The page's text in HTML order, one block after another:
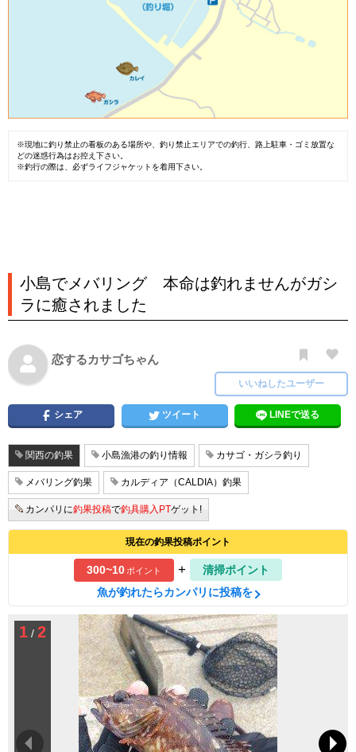
※現地に釣り禁止の看板のある場所や、釣り禁止エリアでの釣行、路上駐車・ゴミ放置な
どの迷惑行為はお控え下さい。
※釣行の際は、必ずライフジャケットを着用下さい。
小島でメバリング 本命は釣れませんがガシ
ラに癒されました
恋するカサゴちゃん
いいねしたユーザー
シェア ツイート LINEで送る
関西の釣果 小島漁港の釣り情報 カサゴ・ガシラ釣り
メバリング釣果 カルディア（CALDIA）釣果
カンパリに釣果投稿で釣具購入PTゲット!
現在の釣果投稿ポイント
300~10ポイント +
清掃ポイント
魚が釣れたらカンパリに投稿を
1 / 2